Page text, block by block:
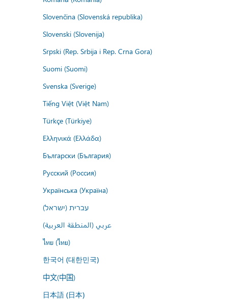
Slovenčina (Slovenská republika)
Slovenski (Slovenija)
Srpski (Rep. Srbija i Rep. Crna Gora)
Suomi (Suomi)
Svenska (Sverige)
Tiếng Việt (Việt Nam)
Türkçe (Türkiye)
Ελληνικά (Ελλάδα)
Български (България)
Русский (Россия)
Українська (Україна)
עברית (ישראל)
عربي (المنطقة العربية)
ไทย (ไทย)
한국어 (대한민국)
中文(中国)
日本語 (日本)